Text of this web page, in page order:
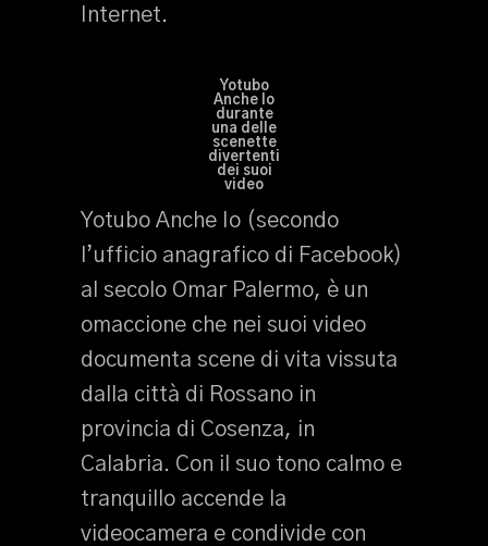
Internet.
Yotubo
Anche Io
durante
una delle
scenette
divertenti
dei suoi
video
Yotubo Anche Io (secondo
l’ufficio anagrafico di Facebook)
al secolo Omar Palermo, è un
omaccione che nei suoi video
documenta scene di vita vissuta
dalla città di Rossano in
provincia di Cosenza, in
Calabria. Con il suo tono calmo e
tranquillo accende la
videocamera e condivide con